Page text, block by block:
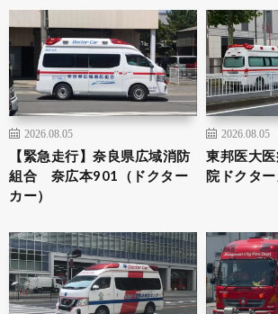
2026.08.05
【緊急走行】奈良県広域消防
組合 奈広本901（ドクター
カー）
2026.08.05
東邦医大
院ドクタ